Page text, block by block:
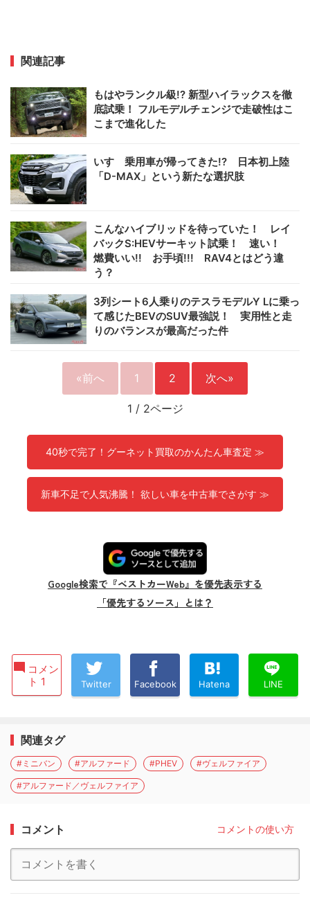
関連記事
もはやランクル級!? 新型ハイラックスを徹
底試乗！ フルモデルチェンジで走破性はこ
こまで進化した
いすゞ乗用車が帰ってきた!? 日本初上陸
「D-MAX」という新たな選択肢
こんなハイブリッドを待っていた！ レイ
バックS:HEVサーキット試乗！ 速い！
燃費いい!! お手頃!!! RAV4とはどう違
う？
3列シート6人乗りのテスラモデルY Lに乗っ
て感じたBEVのSUV最強説！ 実用性と走
りのバランスが最高だった件
«前へ 1 2 次へ»
1 / 2ページ
40秒で完了！グーネット買取のかんたん車査定 ≫
新車不足で人気沸騰！ 欲しい車を中古車でさがす ≫
Google検索で『ベストカーWeb』を優先表示する
「優先するソース」とは？
コメン
ト 1
Twitter Facebook Hatena LINE
関連タグ
#ミニバン #アルファード #PHEV #ヴェルファイア
#アルファード／ヴェルファイア
コメント コメントの使い方